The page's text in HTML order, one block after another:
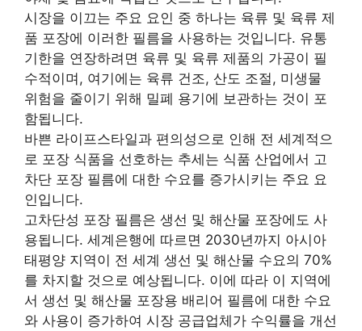
시장을 이끄는 주요 요인 중 하나는 육류 및 육류 제
품 포장에 이러한 필름을 사용하는 것입니다. 유통
기한을 연장하려면 육류 및 육류 제품의 가공이 필
수적이며, 여기에는 육류 건조, 산도 조절, 미생물
위험을 줄이기 위해 밀폐 용기에 보관하는 것이 포
함됩니다.
바쁜 라이프스타일과 편의성으로 인해 전 세계적으
로 포장 식품을 선호하는 추세는 식품 산업에서 고
차단 포장 필름에 대한 수요를 증가시키는 주요 요
인입니다.
고차단성 포장 필름은 생선 및 해산물 포장에도 사
용됩니다. 세계은행에 따르면 2030년까지 아시아
태평양 지역이 전 세계 생선 및 해산물 수요의 70%
를 차지할 것으로 예상됩니다. 이에 따라 이 지역에
서 생선 및 해산물 포장용 배리어 필름에 대한 수요
와 사용이 증가하여 시장 공급업체가 수익률을 개선